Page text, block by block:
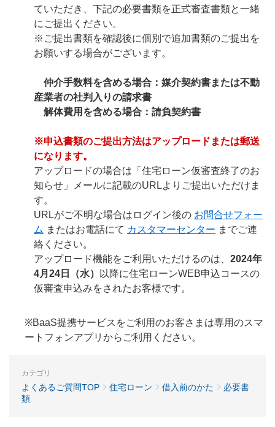
ていただき、下記の必要書類を正式審査書類と一緒
にご提出ください。
※ご提出書類を確認後に個別で追加書類のご提出を
お願いする場合がございます。
仲介手数料を含める場合：媒介契約書または不動
産業者の社判入りの請求書
解体費用を含める場合：請負契約書
※申込書類のご提出方法はアップロードまたは郵送
になります。
アップロードの場合は「住宅ローン仮審査終了のお
知らせ」メールに記載のURLよりご提出いただけま
す。
URLがご不明な場合はログイン後の お問合せフォー
ム またはお電話にて カスタマーセンター までご連
絡ください。
アップロード機能をご利用いただけるのは、 2024年
4月24日（水）
以降に住宅ローンWEB申込コースの
仮審査申込みをされたお客様です。
※BaaS提携サービスをご利用のお客さまは専用のスマ
ートフォンアプリからご利用ください。
カテゴリ
よくあるご質問TOP 住宅ローン 借入前のかた
必要書
類